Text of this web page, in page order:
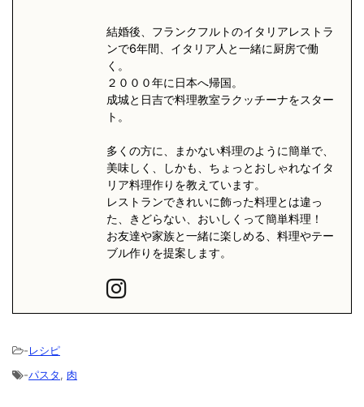
結婚後、フランクフルトのイタリアレストラ
ンで6年間、イタリア人と一緒に厨房で働
く。
２０００年に日本へ帰国。
成城と日吉で料理教室ラクッチーナをスター
ト。
多くの方に、まかない料理のように簡単で、
美味しく、しかも、ちょっとおしゃれなイタ
リア料理作りを教えています。
レストランできれいに飾った料理とは違っ
た、きどらない、おいしくって簡単料理！
お友達や家族と一緒に楽しめる、料理やテー
ブル作りを提案します。
-レシピ
-パスタ, 肉